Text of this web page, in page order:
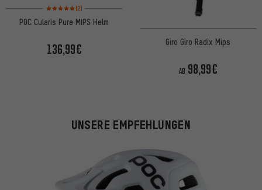
Bewertungen: 5 von 5 basierend auf 2 Bewertungen
(2)
POC Cularis Pure MIPS Helm
136,99€ Giro Giro Radix Mips
AB 98,99€
UNSERE EMPFEHLUNGEN